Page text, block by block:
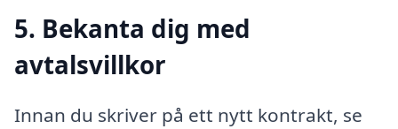
5. Bekanta dig med
avtalsvillkor
Innan du skriver på ett nytt kontrakt, se